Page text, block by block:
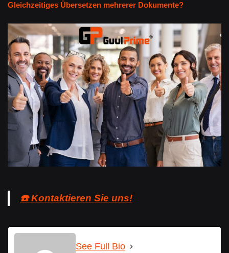
Gleichzeitiges Übersetzen mehrerer Dokumente?
☎️ Kontaktieren Sie uns!
See Full Bio